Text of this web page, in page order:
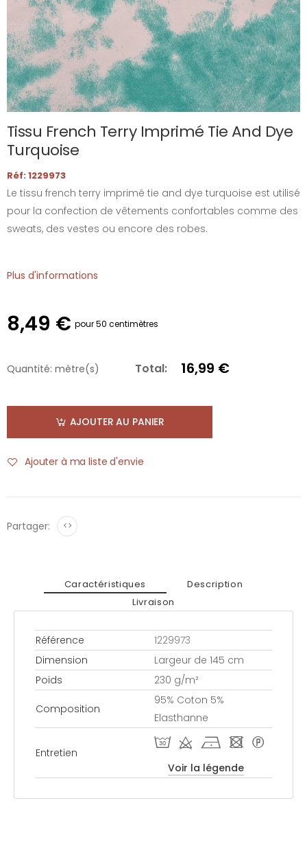
Tissu French Terry Imprimé Tie And Dye
Turquoise
Réf: 1229973
Le tissu french terry imprimé tie and dye turquoise est utilisé
pour la confection de vêtements confortables comme des
sweats, des vestes ou encore des robes.
Plus d'informations
8,49 € pour 50 centimètres
Quantité: mètre(s) Total: 16,99 €
AJOUTER AU PANIER
Ajouter à ma liste d'envie
Partager: <>
Caractéristiques
Description
Livraison
Référence
1229973
Dimension
Largeur de 145 cm
Poids
230 g/m²
Composition
95% Coton 5%
Elasthanne
Entretien
T d h - *
Voir la légende